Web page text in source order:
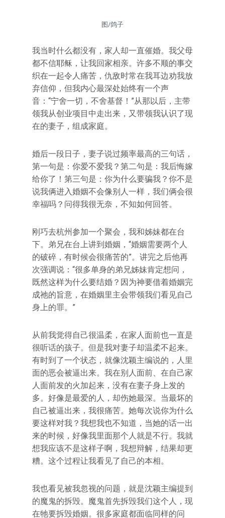
图/鸽子
我当时什么都没有，家人却一直催婚。我父母
都不信耶稣，让我回家相亲。许多不顺的事交
织在一起令人痛苦，仇敌时常在我耳边劝我放
弃信仰，但我内心最深处始终有一个声
音：“宁舍一切，不舍基督！”从那以后，主带
领我从创业项目中走出来，又带领我认识了现
在的妻子，组成家庭。
婚后一段日子，妻子说过频率最高的三句话，
第一句是：你爱不爱我？第二句是：我后悔嫁
给你了！第三句是：你为什么要骗我？你不是
说我俩进入婚姻不会像别人一样，我们俩会很
幸福吗？问得我很无奈，不知如何回答。
刚巧去杭州参加一个聚会，我和姊妹都在台
下。弟兄在台上讲到婚姻，“婚姻需要两个人
的破碎，有时候会很痛苦的”。讲完之后他再
次强调说：“很多单身的弟兄姊妹肯定想问，
既然这样为什么要结婚？因为神要借着婚姻完
成祂的旨意，在婚姻里主会带领我们看见自己
身上的罪。”
从前我觉得自己很温柔，在家人面前也一直是
很听话的孩子。但是我对妻子却温柔不起来。
有时到了一个状态，就像沈颖主编说的，人里
面的恶会被逼出来。我在别人面前、在自己家
人面前发的火加起来，没有在妻子身上发的
多。好像是最爱的人，却伤她最深。当最坏的
自己被逼出来，我很痛苦。她每次说你为什么
要这样对我？我想我也不知道，当她的话一出
来的时候，好像我里面那个人就是不行。我就
想我应该不是这样子啊，我想辩解，结果却更
糟。这个过程让我看见了自己的本相。
我也看见被我忽视的问题，就是沈颖主编提到
的魔鬼的拆毁。魔鬼首先拆毁我们这个人，现
在牠要拆毁婚姻。很多家庭都面临同样的问